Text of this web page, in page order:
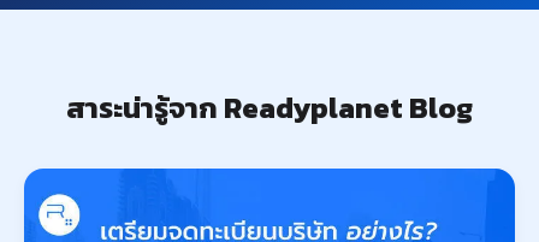
สาระน่ารู้จาก Readyplanet Blog